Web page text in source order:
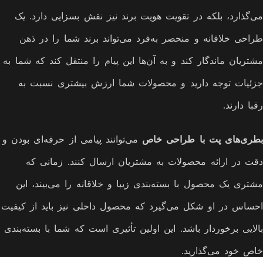
می‌گذارد، بلکه در تقویت هویت برند نیز نقش بسزایی دارد. یک
طراحی خلاقانه و منحصر به‌فرد می‌تواند برند شما را در ذهن
مشتریان ماندگار کند و به آن‌ها این پیام را منتقل کند که شما به
جزئیات توجه دارید و محصولات شما ارزش بیشتری نسبت به
رقبا دارند.
بطری‌های پت با طراحی خاص می‌توانند پیامی از حرفه‌ای بودن و
دقت در ارائه محصولات به مشتریان ارسال کنند. زمانی که
مشتری یک محصول با بسته‌بندی زیبا و خلاقانه را می‌بیند، این
احساس در او شکل می‌گیرد که محصول داخلی نیز باید از کیفیت
بالایی برخوردار باشد. این اولین تأثیری است که شما با بسته‌بندی
خاص خود می‌گذارید.